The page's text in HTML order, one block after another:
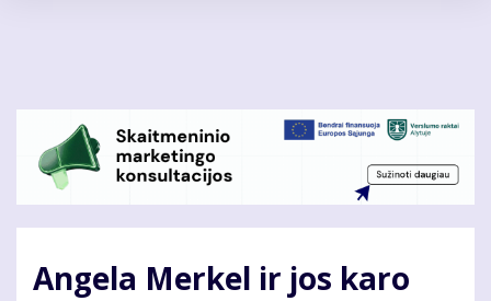
Angela Merkel ir jos karo